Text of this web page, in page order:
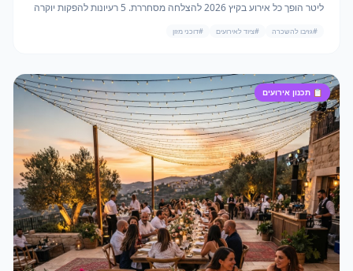
ליטר הופך כל אירוע בקיץ 2026 להצלחה מסחררת. 5 רעיונות להפקות יוקרה
#גזיבו להשכרה #ציוד לאירועים #דוכני מזון
📋 תכנון אירועים